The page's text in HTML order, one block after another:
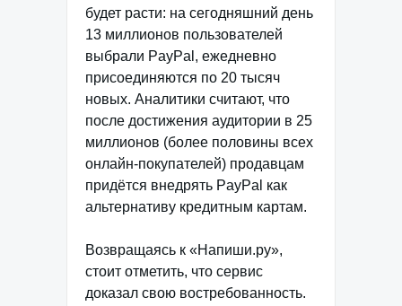
будет расти: на сегодняшний день
13 миллионов пользователей
выбрали PayPal, ежедневно
присоединяются по 20 тысяч
новых. Аналитики считают, что
после достижения аудитории в 25
миллионов (более половины всех
онлайн-покупателей) продавцам
придётся внедрять PayPal как
альтернативу кредитным картам.
Возвращаясь к «Напиши.ру»,
стоит отметить, что сервис
доказал свою востребованность.